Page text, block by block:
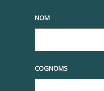
NOM
COGNOMS